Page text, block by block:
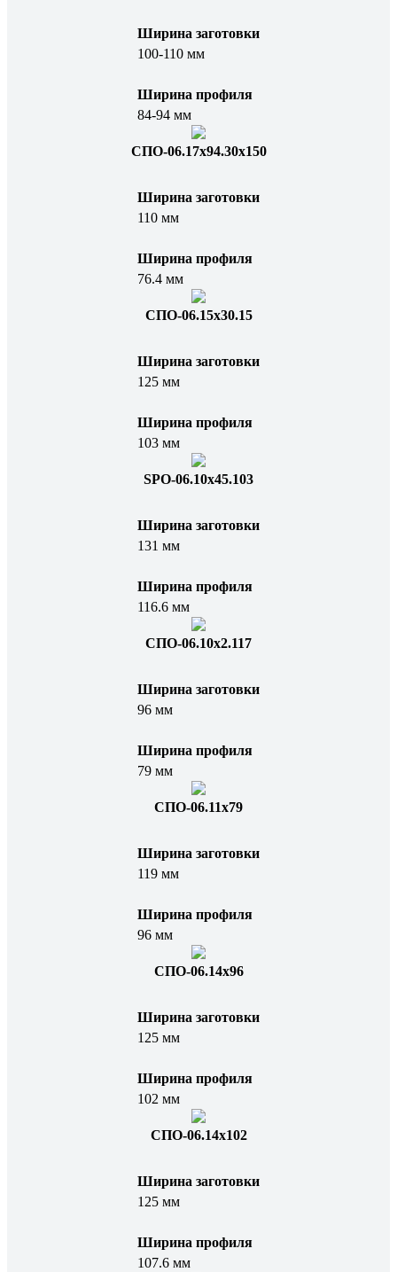
Ширина заготовки
100-110 мм
Ширина профиля
84-94 мм
СПО-06.17x94.30x150
Ширина заготовки
110 мм
Ширина профиля
76.4 мм
СПО-06.15x30.15
Ширина заготовки
125 мм
Ширина профиля
103 мм
SPO-06.10x45.103
Ширина заготовки
131 мм
Ширина профиля
116.6 мм
СПО-06.10x2.117
Ширина заготовки
96 мм
Ширина профиля
79 мм
СПО-06.11x79
Ширина заготовки
119 мм
Ширина профиля
96 мм
СПО-06.14x96
Ширина заготовки
125 мм
Ширина профиля
102 мм
СПО-06.14x102
Ширина заготовки
125 мм
Ширина профиля
107.6 мм